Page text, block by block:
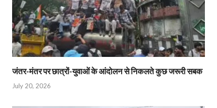
जंतर-मंतर पर छात्रों-युवाओं के आंदोलन से निकलते कुछ जरूरी सबक
July 20, 2026